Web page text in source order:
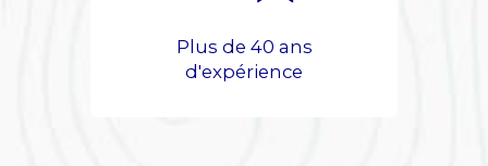
Plus de 40 ans
d'expérience